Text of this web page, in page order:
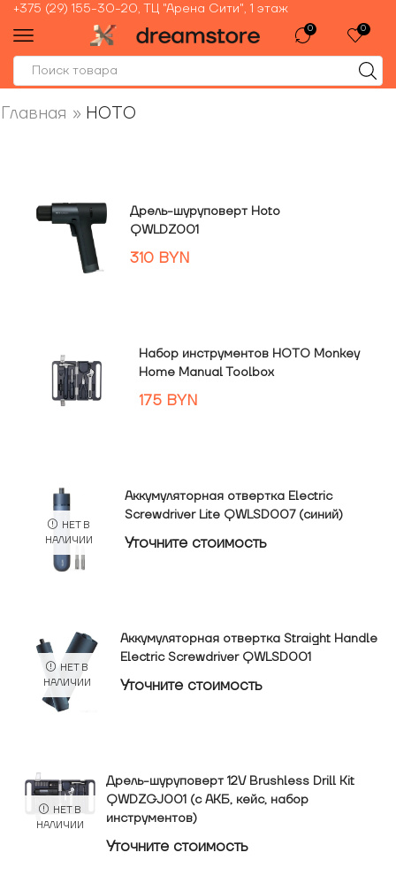
+375 (29) 155-30-20, ТЦ "Арена Сити", 1 этаж
0 0
Главная » HOTO
Дрель-шуруповерт Hoto
QWLDZ001
310 BYN
Набор инструментов HOTO Monkey
Home Manual Toolbox
175 BYN
НЕТ В
НАЛИЧИИ
Аккумуляторная отвертка Electric
Screwdriver Lite QWLSD007 (синий)
Уточнитe стоимость
НЕТ В
НАЛИЧИИ
Аккумуляторная отвертка Straight Handle
Electric Screwdriver QWLSD001
Уточнитe стоимость
НЕТ В
НАЛИЧИИ
Дрель-шуруповерт 12V Brushless Drill Kit
QWDZGJ001 (с АКБ, кейс, набор
инструментов)
Уточнитe стоимость